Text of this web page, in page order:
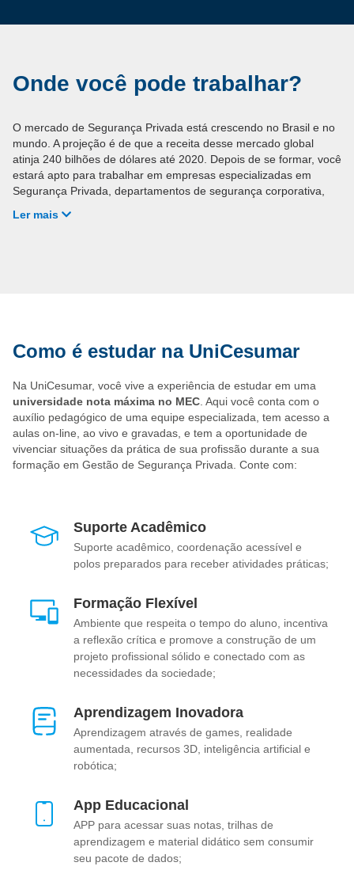
Onde você pode trabalhar?
O mercado de Segurança Privada está crescendo no Brasil e no
mundo. A projeção é de que a receita desse mercado global
atinja 240 bilhões de dólares até 2020. Depois de se formar, você
estará apto para trabalhar em empresas especializadas em
Segurança Privada, departamentos de segurança corporativa,
condomínios comerciais, condomínios residenciais horizontais e
Ler mais
Como é estudar na UniCesumar
Na UniCesumar, você vive a experiência de estudar em uma
universidade nota máxima no MEC. Aqui você conta com o
auxílio pedagógico de uma equipe especializada, tem acesso a
aulas on-line, ao vivo e gravadas, e tem a oportunidade de
vivenciar situações da prática de sua profissão durante a sua
formação em Gestão de Segurança Privada. Conte com:
Suporte Acadêmico
Suporte acadêmico, coordenação acessível e
polos preparados para receber atividades práticas;
Formação Flexível
Ambiente que respeita o tempo do aluno, incentiva
a reflexão crítica e promove a construção de um
projeto profissional sólido e conectado com as
necessidades da sociedade;
Aprendizagem Inovadora
Aprendizagem através de games, realidade
aumentada, recursos 3D, inteligência artificial e
robótica;
App Educacional
APP para acessar suas notas, trilhas de
aprendizagem e material didático sem consumir
seu pacote de dados;